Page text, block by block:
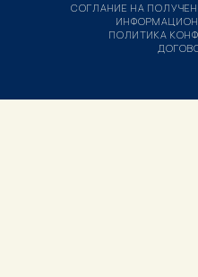
СОГЛАНИЕ НА
ПОЛИТИКА